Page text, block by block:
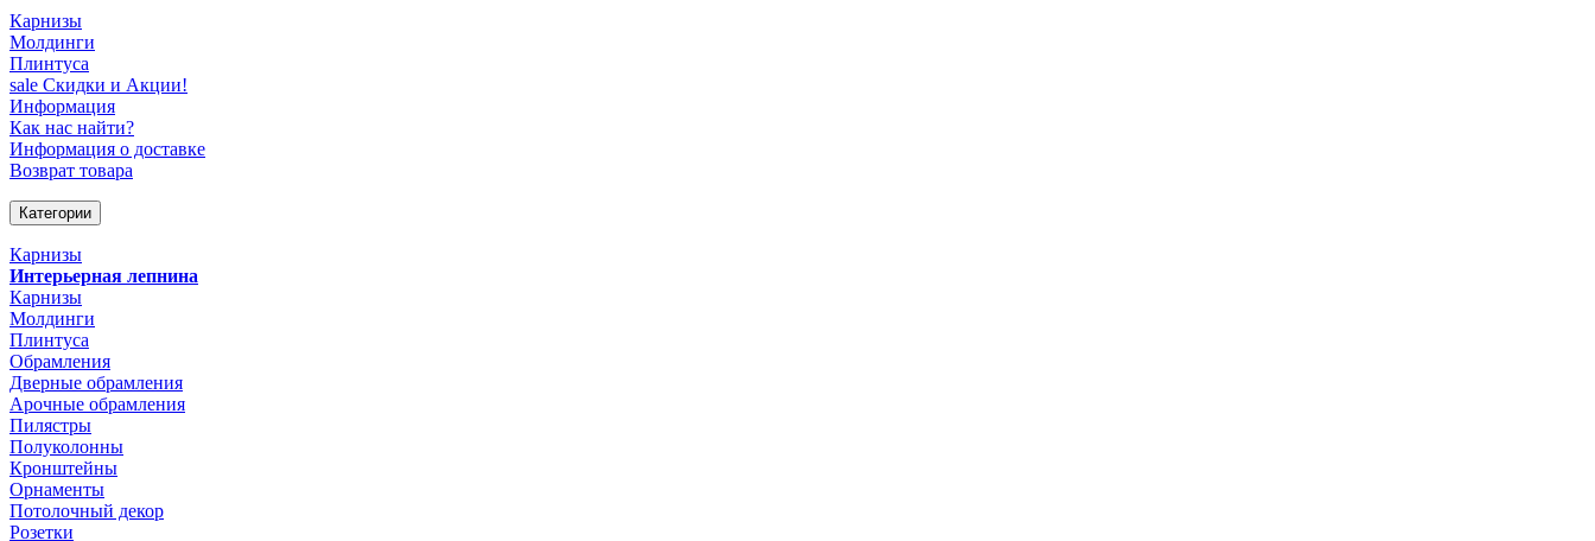
Карнизы
Молдинги
Плинтуса
sale Скидки и Акции!
Информация
Как нас найти?
Информация о доставке
Возврат товара
Категории
Карнизы
Интерьерная лепнина
Карнизы
Молдинги
Плинтуса
Обрамления
Дверные обрамления
Арочные обрамления
Пилястры
Полуколонны
Кронштейны
Орнаменты
Потолочный декор
Розетки